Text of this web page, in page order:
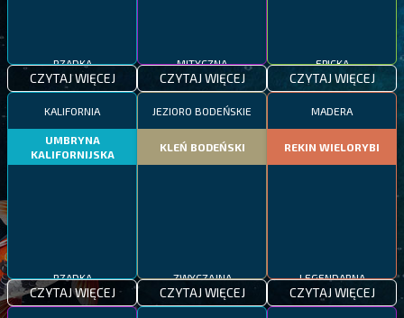
RZADKA
CZYTAJ WIĘCEJ
MITYCZNA
CZYTAJ WIĘCEJ
EPICKA
CZYTAJ WIĘCEJ
KALIFORNIA
UMBRYNA
KALIFORNIJSKA
RZADKA
CZYTAJ WIĘCEJ
JEZIORO BODEŃSKIE
KLEŃ BODEŃSKI
ZWYCZAJNA
CZYTAJ WIĘCEJ
MADERA
REKIN WIELORYBI
LEGENDARNA
CZYTAJ WIĘCEJ